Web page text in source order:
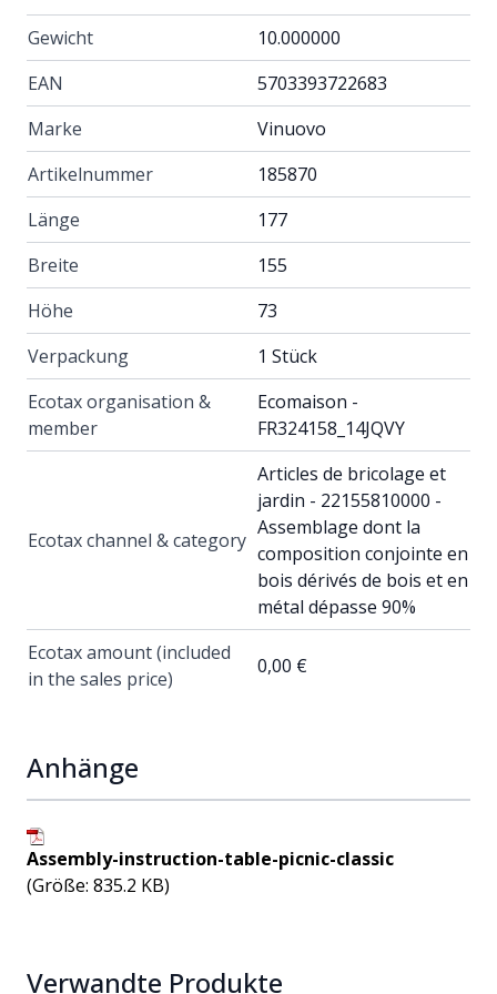
Gewicht
10.000000
EAN
5703393722683
Marke
Vinuovo
Artikelnummer
185870
Länge
177
Breite
155
Höhe
73
Verpackung
1 Stück
Ecotax organisation &
member
Ecomaison -
FR324158_14JQVY
Ecotax channel & category
Articles de bricolage et
jardin - 22155810000 -
Assemblage dont la
composition conjointe en
bois dérivés de bois et en
métal dépasse 90%
Ecotax amount (included
in the sales price)
0,00 €
Anhänge
Assembly-instruction-table-picnic-classic
(Größe: 835.2 KB)
Verwandte Produkte